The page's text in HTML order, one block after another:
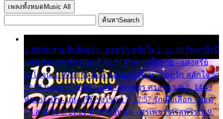
เพลงทั้งหมด Music All
ค้นหาSearch
1. 00:00 สามสิบยังแจ๋ว - ยอดรัก สลักใจ 2. 02:49 รักมาห้าปี
- ศรเพชร ศรสุพรรณ 3. 05:57 รักสาวเสื้อลาย - แสงสุรีย์
รุ่งโรจน์ 4. 09:51 รักสะท้านดินสะเทือน - ยอดรัก สลักใจ 5.
12:23 มอเตอร์ไซค์ทำหล่น - ศรเพชร ศรสุพรรณ 6. 14:49
หิ้วกระเป๋า - แสงสุรีย์ รุ่งโรจน์ 7. 17:57 รักเผื่อเลือก - ยอด
รัก สลักใจ 8. 21:21 น้ำตาไอ้หนุ่ม - ศรเพชร ศรสุพรรณ 9.